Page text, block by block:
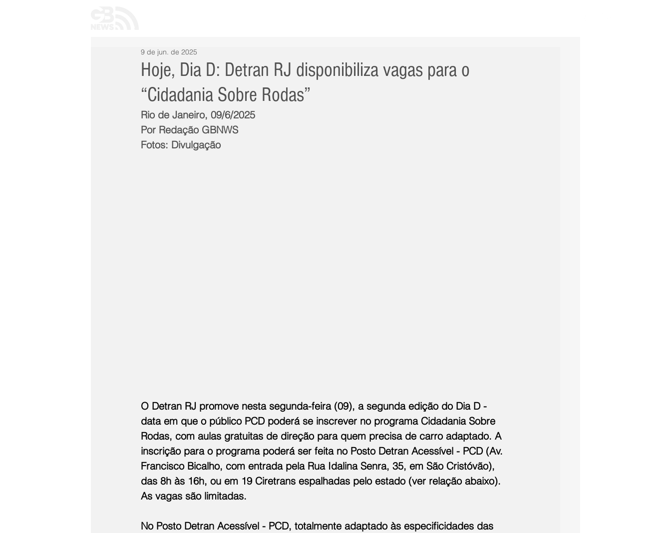
Hoje, Dia D: Detran RJ disponibiliza vagas para o
“Cidadania Sobre Rodas”
9 de jun. de 2025
Rio de Janeiro, 09/6/2025
Por Redação GBNWS
Fotos: Divulgação
O Detran RJ promove nesta segunda-feira (09), a segunda edição do Dia D -
data em que o público PCD poderá se inscrever no programa Cidadania Sobre
Rodas, com aulas gratuitas de direção para quem precisa de carro adaptado. A
inscrição para o programa poderá ser feita no Posto Detran Acessível - PCD (Av.
Francisco Bicalho, com entrada pela Rua Idalina Senra, 35, em São Cristóvão),
das 8h às 16h, ou em 19 Ciretrans espalhadas pelo estado (ver relação abaixo).
As vagas são limitadas.
No Posto Detran Acessível - PCD, totalmente adaptado às especificidades das